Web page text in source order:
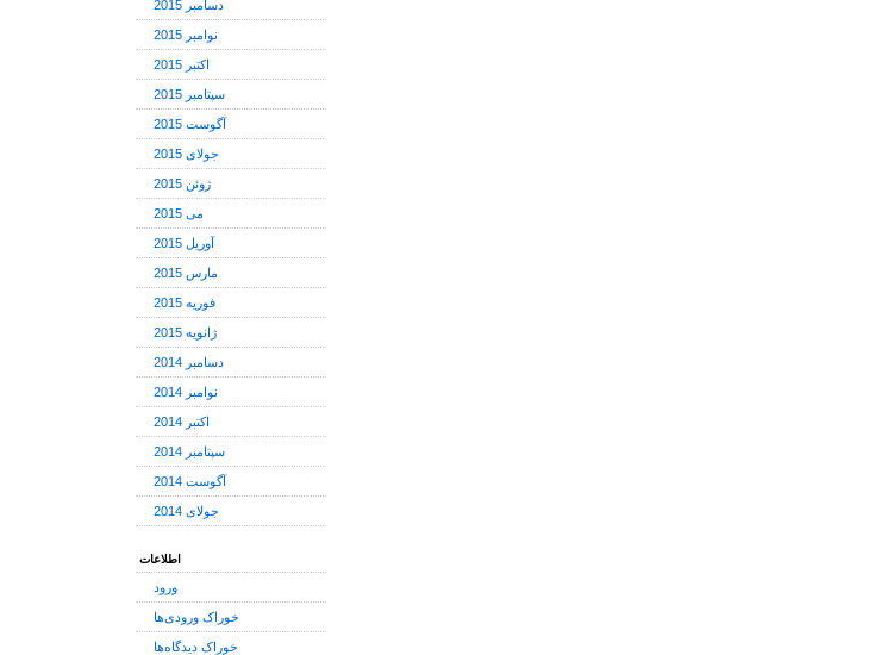
دسامبر 2015
نوامبر 2015
اکتبر 2015
سپتامبر 2015
آگوست 2015
جولای 2015
ژوئن 2015
می 2015
آوریل 2015
مارس 2015
فوریه 2015
ژانویه 2015
دسامبر 2014
نوامبر 2014
اکتبر 2014
سپتامبر 2014
آگوست 2014
جولای 2014
اطلاعات
ورود
خوراک ورودی‌ها
خوراک دیدگاه‌ها